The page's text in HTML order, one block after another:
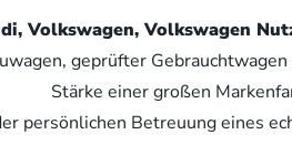
Volkswagen
geprüfter
Stärke einer großen
persönlichen Betreuung eines